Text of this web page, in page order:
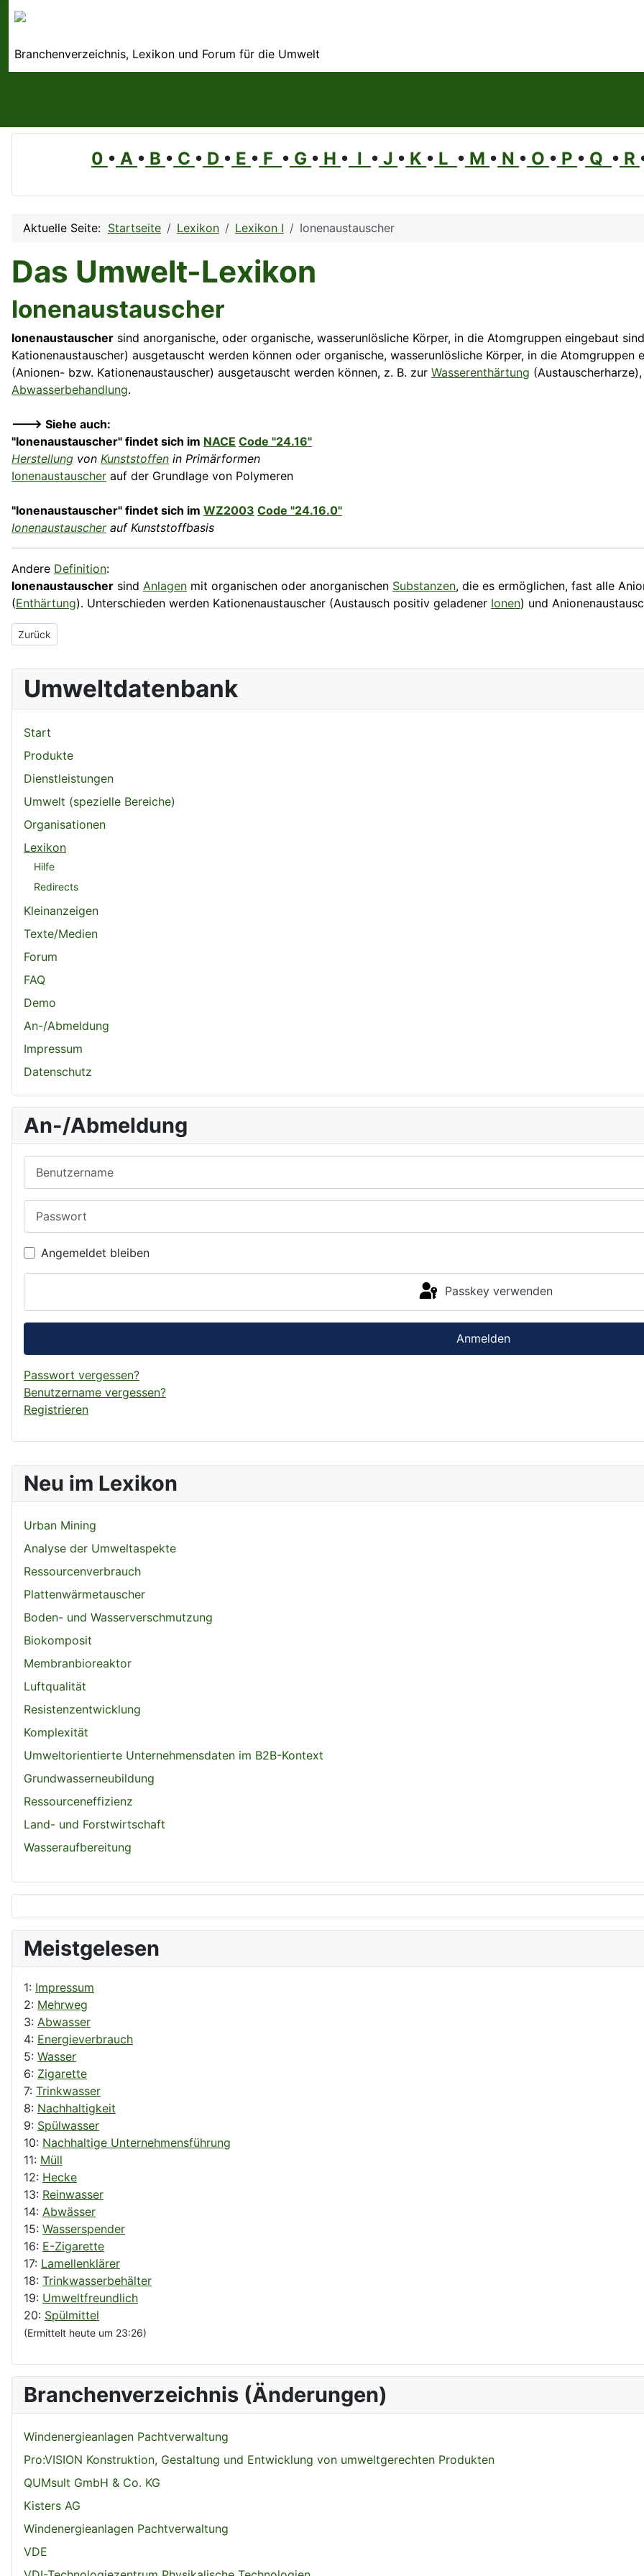
Branchenverzeichnis, Lexikon und Forum für die Umwelt
0 • A • B • C • D • E • F • G • H • I • J • K • L • M • N • O • P • Q • R
Neu im Lexikon
Urban Mining
Analyse der Umweltaspekte
Ressourcenverbrauch
Plattenwärmetauscher
Boden- und Wasserverschmutzung
Biokomposit
Membranbioreaktor
Luftqualität
Resistenzentwicklung
Komplexität
Umweltorientierte Unternehmensdaten im B2B-Kontext
Grundwasserneubildung
Ressourceneffizienz
Land- und Forstwirtschaft
Wasseraufbereitung
Meistgelesen
1: Impressum
2: Mehrweg
3: Abwasser
4: Energieverbrauch
5: Wasser
6: Zigarette
7: Trinkwasser
8: Nachhaltigkeit
9: Spülwasser
10: Nachhaltige Unternehmensführung
11: Müll
12: Hecke
13: Reinwasser
14: Abwässer
15: Wasserspender
16: E-Zigarette
17: Lamellenklärer
18: Trinkwasserbehälter
19: Umweltfreundlich
20: Spülmittel
(Ermittelt heute um 23:26)
Branchenverzeichnis (Änderungen)
Windenergieanlagen Pachtverwaltung
Pro:VISION Konstruktion, Gestaltung und Entwicklung von umweltgerechten Produkten
QUMsult GmbH & Co. KG
Kisters AG
Windenergieanlagen Pachtverwaltung
VDE
Aktuelle Seite: Startseite Lexikon Lexikon I Ionenaustauscher
Das Umwelt-Lexikon
Ionenaustauscher
Ionenaustauscher sind anorganische, oder organische, wasserunlösliche Körper, in die Atomgruppen eingebaut
Kationenaustauscher) ausgetauscht werden können oder organische, wasserunlösliche Körper, in die Atomgruppen
(Anionen- bzw. Kationenaustauscher) ausgetauscht werden können, z. B. zur Wasserenthärtung
Abwasserbehandlung.
---> Siehe auch:
"Ionenaustauscher" findet sich im NACE Code "24.16"
Herstellung von Kunststoffen in Primärformen
Ionenaustauscher auf der Grundlage von Polymeren
"Ionenaustauscher" findet sich im WZ2003 Code "24.16.0"
Ionenaustauscherauf Kunststoffbasis
Andere Definition:
Ionenaustauscher sind Anlagen mit organischen oder anorganischen Substanzen, die es ermöglichen, fast alle
(Enthärtung). Unterschieden werden Kationenaustauscher (Austausch positiv geladener Ionen) und
Vorheriger Beitrag: Ionen
Zurück
Umweltdatenbank
Start
Produkte
Dienstleistungen
Umwelt (spezielle Bereiche)
Organisationen
Lexikon
Hilfe
Redirects
Kleinanzeigen
Texte/Medien
Forum
FAQ
Demo
An-/Abmeldung
Impressum
Datenschutz
An-/Abmeldung
Angemeldet bleiben
Passkey verwenden
Anmelden
Passwort vergessen?
Benutzername vergessen?
Registrieren